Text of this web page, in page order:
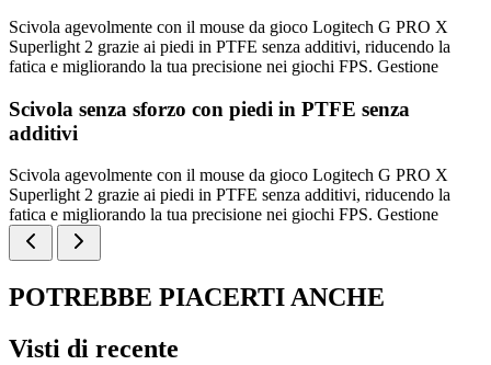
Scivola agevolmente con il mouse da gioco Logitech G PRO X
Superlight 2 grazie ai piedi in PTFE senza additivi, riducendo la
fatica e migliorando la tua precisione nei giochi FPS. Gestione
Scivola senza sforzo con piedi in PTFE senza
additivi
Scivola agevolmente con il mouse da gioco Logitech G PRO X
Superlight 2 grazie ai piedi in PTFE senza additivi, riducendo la
fatica e migliorando la tua precisione nei giochi FPS. Gestione
POTREBBE PIACERTI ANCHE
Visti di recente